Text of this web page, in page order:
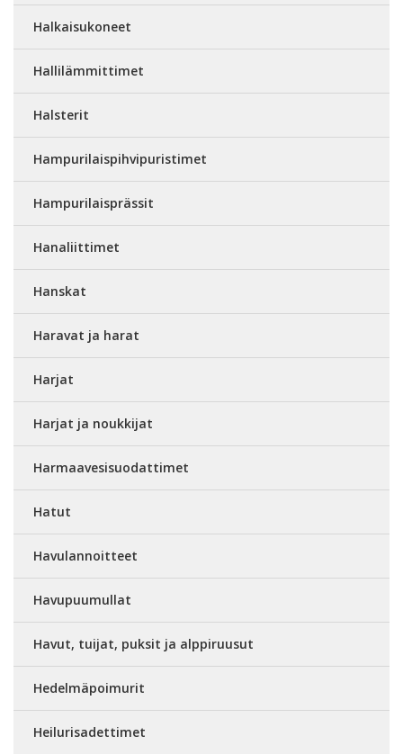
Halkaisukoneet
Hallilämmittimet
Halsterit
Hampurilaispihvipuristimet
Hampurilaisprässit
Hanaliittimet
Hanskat
Haravat ja harat
Harjat
Harjat ja noukkijat
Harmaavesisuodattimet
Hatut
Havulannoitteet
Havupuumullat
Havut, tuijat, puksit ja alppiruusut
Hedelmäpoimurit
Heilurisadettimet